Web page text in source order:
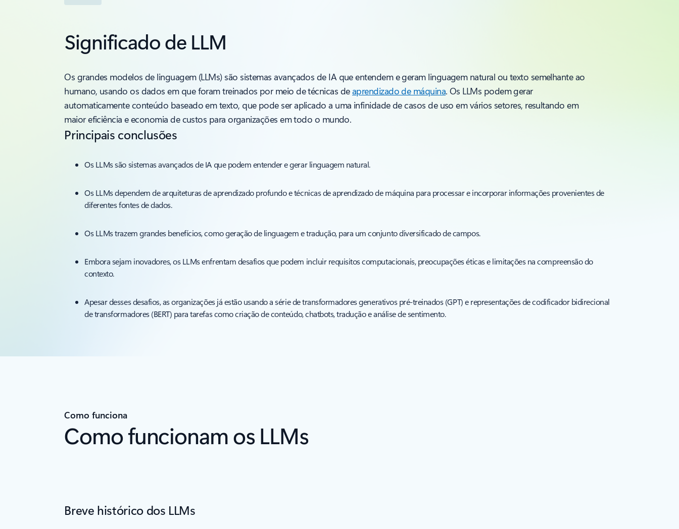
Significado de LLM
Os grandes modelos de linguagem (LLMs) são sistemas avançados de IA que entendem e geram linguagem natural ou texto semelhante ao
humano, usando os dados em que foram treinados por meio de técnicas deaprendizado de máquina. Os LLMs podem gerar
automaticamente conteúdo baseado em texto, que pode ser aplicado a uma infinidade de casos de uso em vários setores, resultando em
maior eficiência e economia de custos para organizações em todo o mundo.
Principais conclusões
Os LLMs são sistemas avançados de IA que podem entender e gerar linguagem natural.
Os LLMs dependem de arquiteturas de aprendizado profundo e técnicas de aprendizado de máquina para processar e incorporar informações provenientes de
diferentes fontes de dados.
Os LLMs trazem grandes benefícios, como geração de linguagem e tradução, para um conjunto diversificado de campos.
Embora sejam inovadores, os LLMs enfrentam desafios que podem incluir requisitos computacionais, preocupações éticas e limitações na compreensão do
contexto.
Apesar desses desafios, as organizações já estão usando a série de transformadores generativos pré-treinados (GPT) e representações de codificador bidirecional
de transformadores (BERT) para tarefas como criação de conteúdo, chatbots, tradução e análise de sentimento.
Como funciona
Como funcionam os LLMs
Breve histórico dos LLMs